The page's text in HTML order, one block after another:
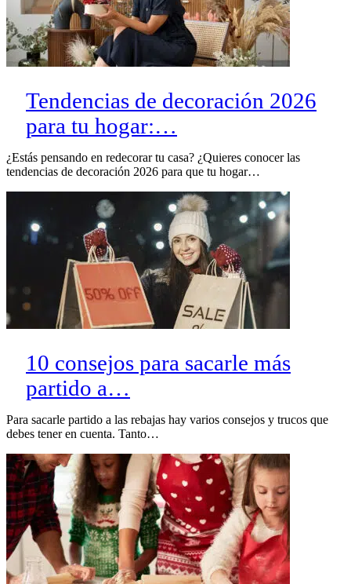
Tendencias de decoración 2026
para tu hogar:…
¿Estás pensando en redecorar tu casa? ¿Quieres conocer las
tendencias de decoración 2026 para que tu hogar…
10 consejos para sacarle más
partido a…
Para sacarle partido a las rebajas hay varios consejos y trucos que
debes tener en cuenta. Tanto…